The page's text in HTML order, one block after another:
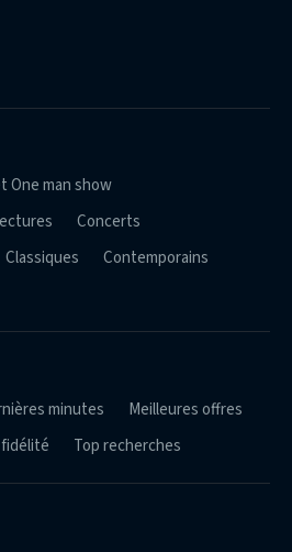
One man show
Concerts
Classiques
Contemporains
minutes
Meilleures offres
Top recherches